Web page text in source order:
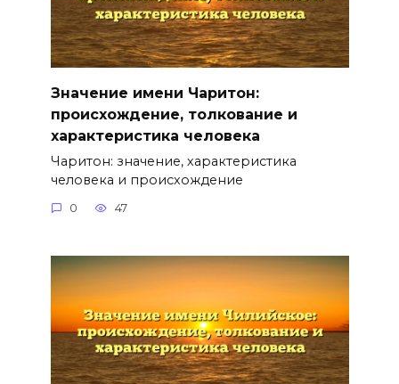
Значение имени Чаритон:
происхождение, толкование и
характеристика человека
Чаритон: значение, характеристика
человека и происхождение
0 47